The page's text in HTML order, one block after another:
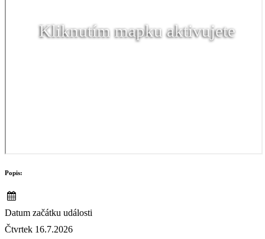
Kliknutím mapku aktivujete
Popis:
Datum začátku události
Čtvrtek 16.7.2026